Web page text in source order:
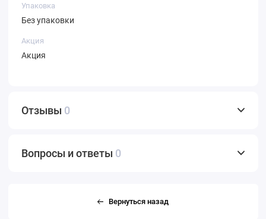
Упаковка
Без упаковки
Акция
Акция
Отзывы 0
Вопросы и ответы 0
Вернуться назад